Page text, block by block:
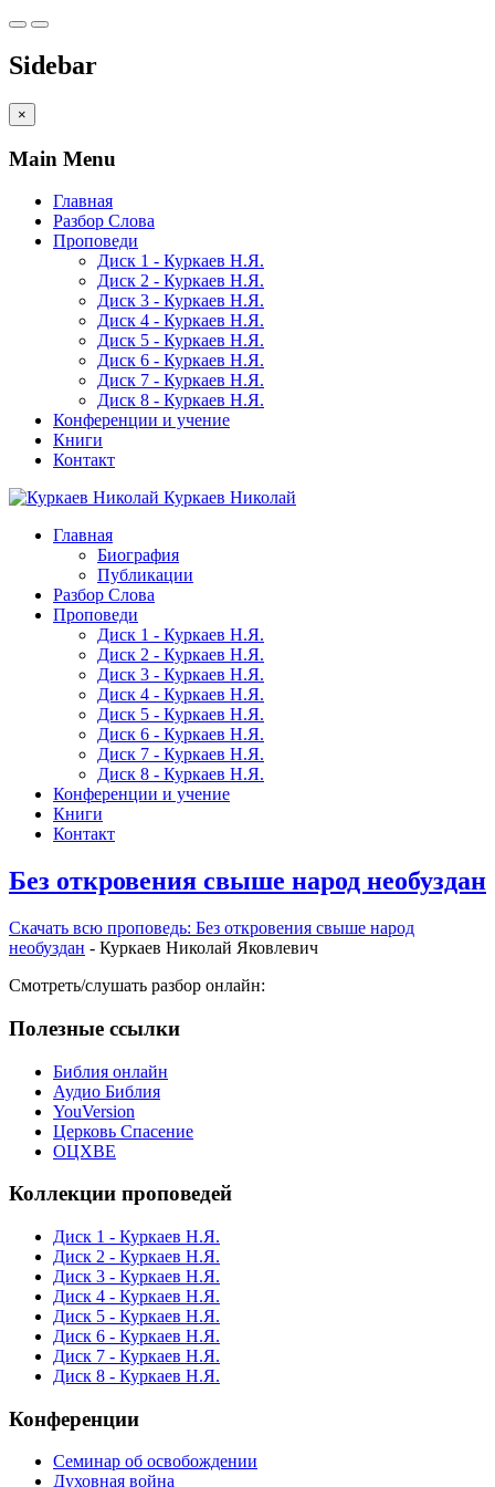
Sidebar
×
Main Menu
Главная
Разбор Слова
Проповеди
Диск 1 - Куркаев Н.Я.
Диск 2 - Куркаев Н.Я.
Диск 3 - Куркаев Н.Я.
Диск 4 - Куркаев Н.Я.
Диск 5 - Куркаев Н.Я.
Диск 6 - Куркаев Н.Я.
Диск 7 - Куркаев Н.Я.
Диск 8 - Куркаев Н.Я.
Конференции и учение
Книги
Контакт
Куркаев Николай
Главная
Биография
Публикации
Разбор Слова
Проповеди
Диск 1 - Куркаев Н.Я.
Диск 2 - Куркаев Н.Я.
Диск 3 - Куркаев Н.Я.
Диск 4 - Куркаев Н.Я.
Диск 5 - Куркаев Н.Я.
Диск 6 - Куркаев Н.Я.
Диск 7 - Куркаев Н.Я.
Диск 8 - Куркаев Н.Я.
Конференции и учение
Книги
Контакт
Без откровения свыше народ необуздан
Скачать вcю проповедь: Без откровения свыше народ
необуздан - Куркаев Николай Яковлевич
Смотреть/слушать разбор онлайн:
Полезные ссылки
Библия онлайн
Аудио Библия
YouVersion
Церковь Спасение
ОЦХВЕ
Коллекции проповедей
Диск 1 - Куркаев Н.Я.
Диск 2 - Куркаев Н.Я.
Диск 3 - Куркаев Н.Я.
Диск 4 - Куркаев Н.Я.
Диск 5 - Куркаев Н.Я.
Диск 6 - Куркаев Н.Я.
Диск 7 - Куркаев Н.Я.
Диск 8 - Куркаев Н.Я.
Конференции
Семинар об освобождении
Духовная война